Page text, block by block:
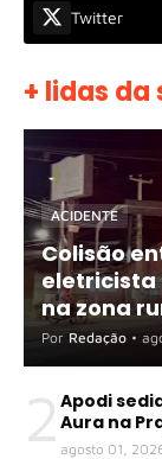
Twitter
+ lidas da
ACIDENTE
Colisão
eletricista
na zona
Por Redação •
2 Apodi
Aura na
agosto 01,